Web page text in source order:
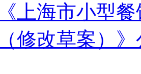
上海市小型
修改草案）